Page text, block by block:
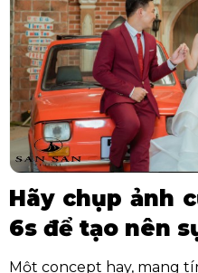
Hãy chụp ảnh
6s để tạo nên
Một concept hay, mang